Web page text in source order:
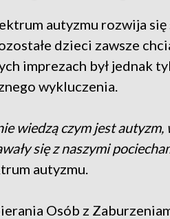
autyzmu rozwija
dzieci zawsze
imprezach był jednak
wykluczenia.
wiedzą czym jest
się z naszymi
autyzmu.
Osób z